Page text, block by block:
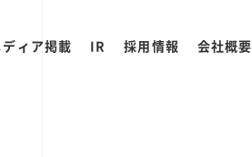
ィア掲載 IR 採用情報 会社概要